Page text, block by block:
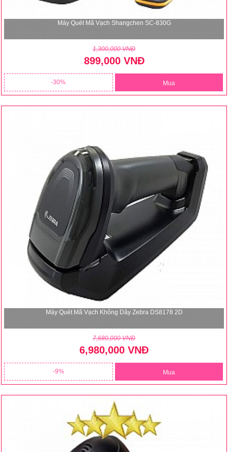
Máy Quét Mã Vạch Shangchen SC-830G
1,300,000 VNĐ
899,000 VNĐ
30 Mua
Máy Quét Mã Vạch Không Dây Zebra DS8178 2D
7,680,000 VNĐ
6,980,000 VNĐ
9 Mua